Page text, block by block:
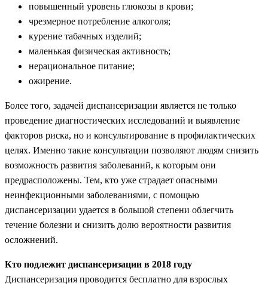
повышенный уровень глюкозы в крови;
чрезмерное потребление алкоголя;
курение табачных изделий;
маленькая физическая активность;
нерациональное питание;
ожирение.
Более того, задачей диспансеризации является не только
проведение диагностических исследований и выявление
факторов риска, но и консультирование в профилактических
целях. Именно такие консультации позволяют людям снизить
возможность развития заболеваний, к которым они
предрасположены. Тем, кто уже страдает опасными
неинфекционными заболеваниями, с помощью
диспансеризации удается в большой степени облегчить
течение болезни и снизить долю вероятности развития
осложнений.
Кто подлежит диспансеризации в 2018 году
Диспансеризация проводится бесплатно для взрослых